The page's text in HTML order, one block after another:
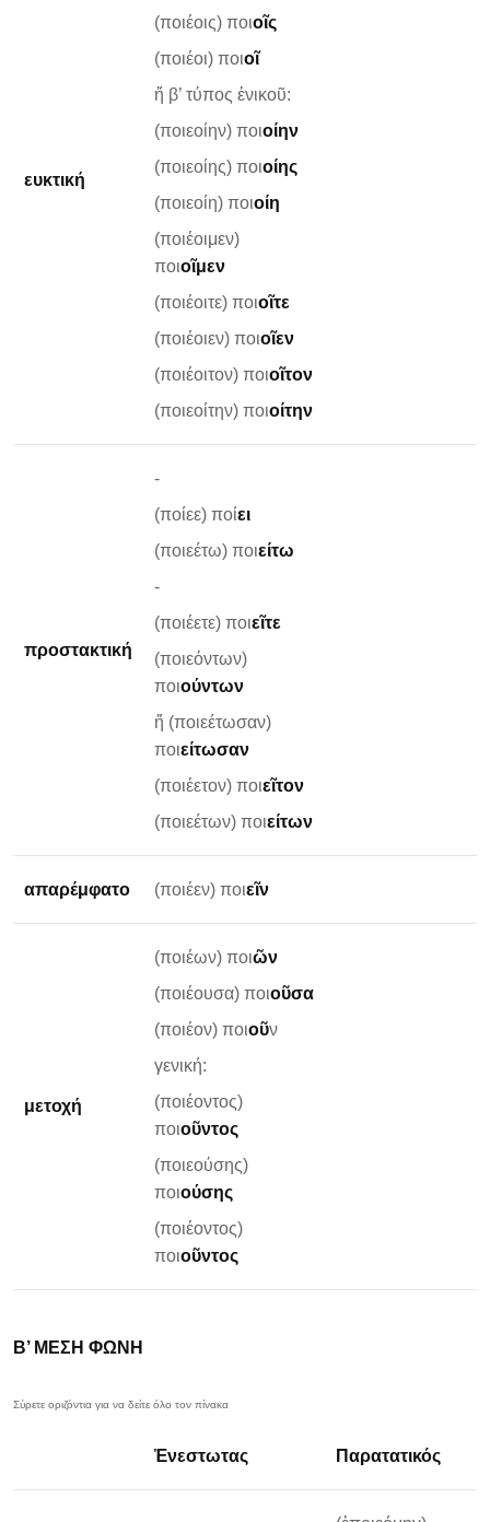
ευκτική
(ποιέοις) ποιοῖς
(ποιέοι) ποιοῖ
ἤ β’ τύπος ἐνικοῦ:
(ποιεοίην) ποιοίην
(ποιεοίης) ποιοίης
(ποιεοίη) ποιοίη
(ποιέοιμεν)
ποιοῖμεν
(ποιέοιτε) ποιοῖτε
(ποιέοιεν) ποιοῖεν
(ποιέοιτον) ποιοῖτον
(ποιεοίτην) ποιοίτην
προστακτική
-
(ποίεε) ποίει
(ποιεέτω) ποιείτω
-
(ποιέετε) ποιεῖτε
(ποιεόντων)
ποιούντων
ἤ (ποιεέτωσαν)
ποιείτωσαν
(ποιέετον) ποιεῖτον
(ποιεέτων) ποιείτων
απαρέμφατο (ποιέεν) ποιεῖν
μετοχή
(ποιέων) ποιῶν
(ποιέουσα) ποιοῦσα
(ποιέον) ποιοῦν
γενική:
(ποιέοντος)
ποιοῦντος
(ποιεούσης)
ποιούσης
(ποιέοντος)
ποιοῦντος
Β’ ΜΕΣΗ ΦΩΝΗ
Ἐνεστωτας Παρατατικός